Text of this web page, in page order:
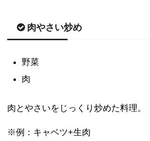
肉やさい炒め
野菜
肉
肉とやさいをじっくり炒めた料理。
※例：キャベツ+生肉